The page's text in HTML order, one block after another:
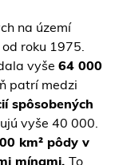
na území
od roku 1975.
vyše 64 000
patrí medzi
spôsobených
vyše 40 000.
km² pôdy v
mínami. To